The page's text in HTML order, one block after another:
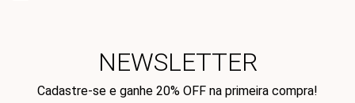
NEWSLETTER
Cadastre-se e ganhe 20% OFF na primeira compra!